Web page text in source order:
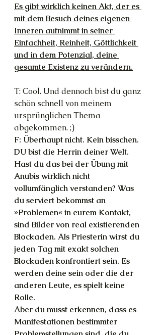
Es gibt wirklich keinen Akt, der es
mit dem Besuch deines eigenen
Inneren aufnimmt in seiner
Einfachheit, Reinheit, Göttlichkeit
und in dem Potenzial, deine
gesamte Existenz zu verändern.
T: Cool. Und dennoch bist du ganz
schön schnell von meinem
ursprünglichen Thema
abgekommen. ;)
F: Überhaupt nicht. Kein bisschen.
DU bist die Herrin deiner Welt.
Hast du das bei der Übung mit
Anubis wirklich nicht
vollumfänglich verstanden? Was
du serviert bekommst an
»Problemen« in eurem Kontakt,
sind Bilder von real existierenden
Blockaden. Als Priesterin wirst du
jeden Tag mit exakt solchen
Blockaden konfrontiert sein. Es
werden deine sein oder die der
anderen Leute, es spielt keine
Rolle.
Aber du musst erkennen, dass es
Manifestationen bestimmter